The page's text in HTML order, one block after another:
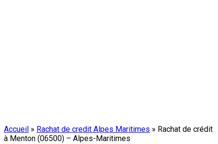
Accueil » Rachat de credit Alpes Maritimes » Rachat de crédit
à Menton (06500) – Alpes-Maritimes